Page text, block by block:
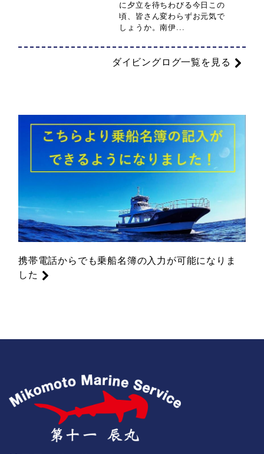
に夕立を待ちわびる今日この
頃、皆さん変わらずお元気で
しょうか。南伊...
ダイビングログ一覧を見る
携帯電話からでも乗船名簿の入力が可能になりま
した